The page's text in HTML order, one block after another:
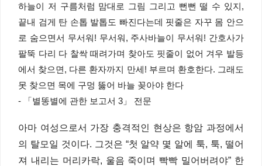
하늘이 저 구름처럼 맘대로 그림 그리고 뻔뻔 떨 수 있지,
끝내 검게 탄 손톱 발톱도 빠진다는데 핏줄은 자꾸 몸 안으
로 숨으면서 무서워! 무서워, 주사바늘이 무서워! 간호사가
팔뚝 다리 다 찰싹 때려가며 찾아도 핏줄이 없어 겨우 발등
에서 찾으면, 다른 환자까지 만세! 부르며 환호한다. 그래도
못 찾으면 목에 구멍 뚫어 바늘 꽂아야 한다
- 「별똥별에 관한 보고서 3」 전문
아마 여성으로서 가장 충격적인 현상은 항암 과정에서
의 탈모일 것이다. 그것은 “첫 알약 몇 알에 툭, 툭, 떨어
져 내리는 머리카락, 울음 죽이며 빡빡 밀어버려야” 한